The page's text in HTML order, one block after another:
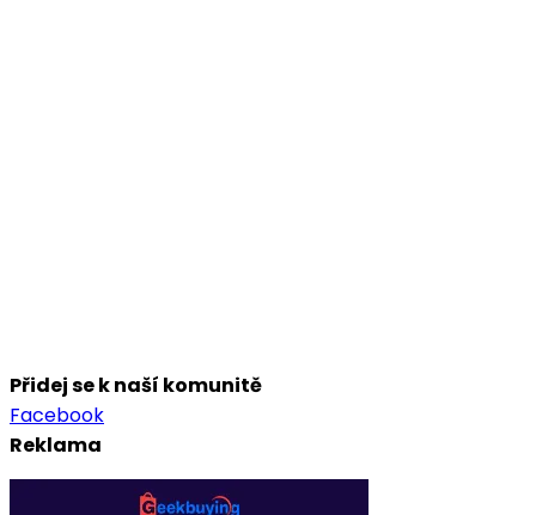
Přidej se k naší komunitě
Facebook
Reklama